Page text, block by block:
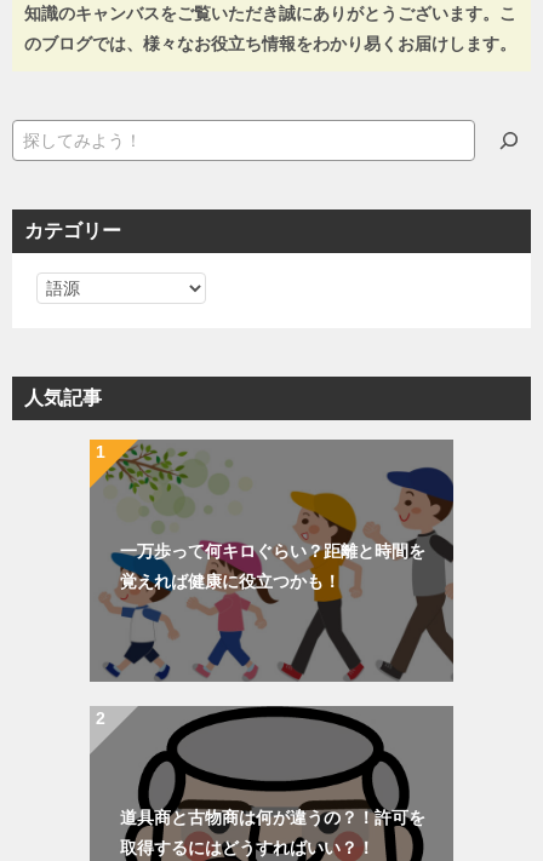
知識のキャンバスをご覧いただき誠にありがとうございます。こ
のブログでは、様々なお役立ち情報をわかり易くお届けします。
検
索
カテゴリー
カ
リ
ー
人気記事
一万歩って何キロぐらい？距離と時間を
覚えれば健康に役立つかも！
道具商と古物商は何が違うの？！許可を
取得するにはどうすればいい？！